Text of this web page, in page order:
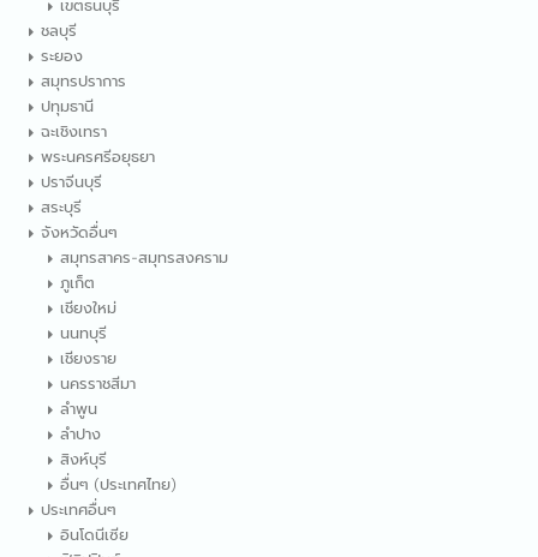
เขตธนบุรี
ชลบุรี
ระยอง
สมุทรปราการ
ปทุมธานี
ฉะเชิงเทรา
พระนครศรีอยุธยา
ปราจีนบุรี
สระบุรี
จังหวัดอื่นๆ
สมุทรสาคร-สมุทรสงคราม
ภูเก็ต
เชียงใหม่
นนทบุรี
เชียงราย
นครราชสีมา
ลำพูน
ลำปาง
สิงห์บุรี
อื่นๆ (ประเทศไทย)
ประเทศอื่นๆ
อินโดนีเซีย